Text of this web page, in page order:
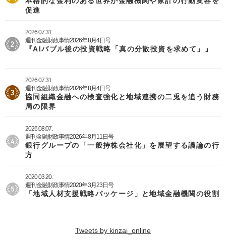
促進
2026.07.31.
週刊金融財政事情2026年8月4日号
『AIバブル後の投資戦略「真の分散投資を求めて」』
2026.07.31.
週刊金融財政事情2026年8月4日号
協同組織金融への検査強化と地域連携の二兎を追う財務
局の限界
2026.08.07.
週刊金融財政事情2026年8月11日号
銀行グループの「一般持株会社化」を展望する議論の行
方
2020.03.20.
週刊金融財政事情2020年3月23日号
「地域人材支援戦略パッケージ」と地域金融機関の役割
Tweets by kinzai_online